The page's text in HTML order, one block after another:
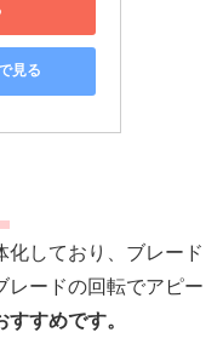
見る
化しており、ブレード
レードの回転でアピー
すめです。